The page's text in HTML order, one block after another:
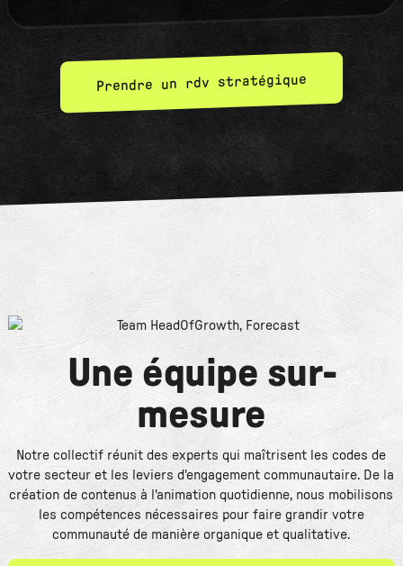
Prendre un rdv stratégique
Une équipe sur-
mesure
Notre collectif réunit des experts qui maîtrisent les codes de
votre secteur et les leviers d'engagement communautaire. De la
création de contenus à l'animation quotidienne, nous mobilisons
les compétences nécessaires pour faire grandir votre
communauté de manière organique et qualitative.